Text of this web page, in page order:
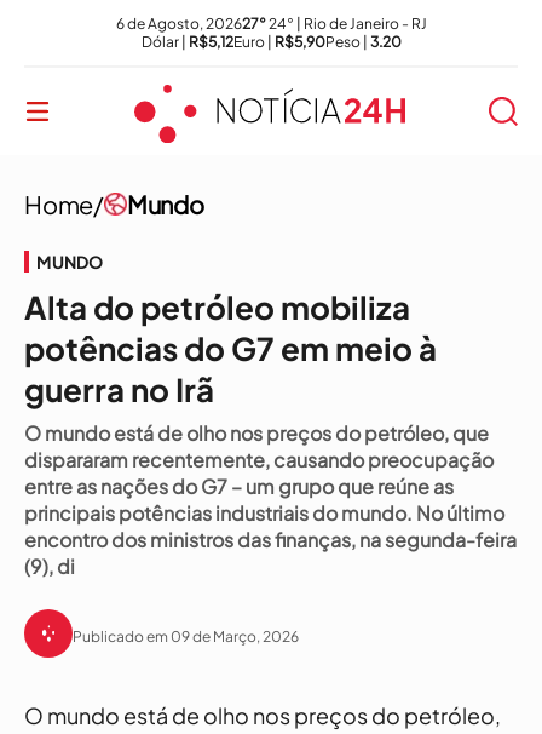
6 de Agosto, 202627°24° | Rio de Janeiro - RJ
Dólar | R$5,12Euro | R$5,90Peso | 3.20
Home/ Mundo
MUNDO
Alta do petróleo mobiliza
potências do G7 em meio à
guerra no Irã
O mundo está de olho nos preços do petróleo, que
dispararam recentemente, causando preocupação
entre as nações do G7 – um grupo que reúne as
principais potências industriais do mundo. No último
encontro dos ministros das finanças, na segunda-feira
(9), di
Publicado em 09 de Março, 2026
O mundo está de olho nos preços do petróleo,